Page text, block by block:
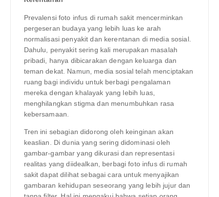
Prevalensi foto infus di rumah sakit mencerminkan
pergeseran budaya yang lebih luas ke arah
normalisasi penyakit dan kerentanan di media sosial.
Dahulu, penyakit sering kali merupakan masalah
pribadi, hanya dibicarakan dengan keluarga dan
teman dekat. Namun, media sosial telah menciptakan
ruang bagi individu untuk berbagi pengalaman
mereka dengan khalayak yang lebih luas,
menghilangkan stigma dan menumbuhkan rasa
kebersamaan.
Tren ini sebagian didorong oleh keinginan akan
keaslian. Di dunia yang sering didominasi oleh
gambar-gambar yang dikurasi dan representasi
realitas yang diidealkan, berbagi foto infus di rumah
sakit dapat dilihat sebagai cara untuk menyajikan
gambaran kehidupan seseorang yang lebih jujur ​​dan